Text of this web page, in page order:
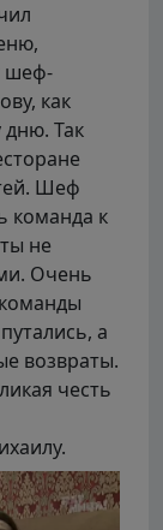
шеф-
как
дню. Так
Шеф
команда к
не
Очень
а
возвраты.
честь